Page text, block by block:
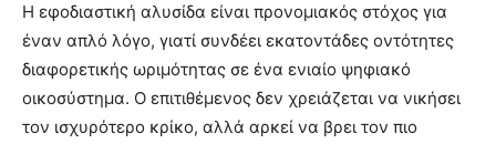
Η εφοδιαστική αλυσίδα είναι προνομιακός στόχος για
έναν απλό λόγο, γιατί συνδέει εκατοντάδες οντότητες
διαφορετικής ωριμότητας σε ένα ενιαίο ψηφιακό
οικοσύστημα. Ο επιτιθέμενος δεν χρειάζεται να νικήσει
τον ισχυρότερο κρίκο, αλλά αρκεί να βρει τον πιο